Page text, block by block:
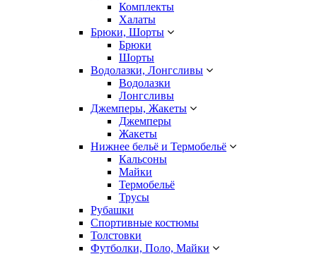
Комплекты
Халаты
Брюки, Шорты
Брюки
Шорты
Водолазки, Лонгсливы
Водолазки
Лонгсливы
Джемперы, Жакеты
Джемперы
Жакеты
Нижнее бельё и Термобельё
Кальсоны
Майки
Термобельё
Трусы
Рубашки
Спортивные костюмы
Толстовки
Футболки, Поло, Майки